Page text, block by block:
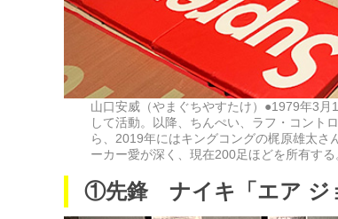
山口安威（やまぐちやすたけ）●1979年3
して活動。以降、ちんぺい、ラフ・コント
ら、2019年にはキングコングの梶原雄太
ーカー愛が深く、現在200足ほどを所有す
①先鋒 ナイキ「エア ジ